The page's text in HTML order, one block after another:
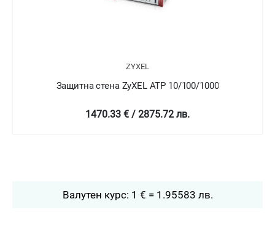
ZYXEL
Защитна стена ZyXEL ATP 10/100/1000
1470.33 € / 2875.72 лв.
Валутен курс: 1 € = 1.95583 лв.